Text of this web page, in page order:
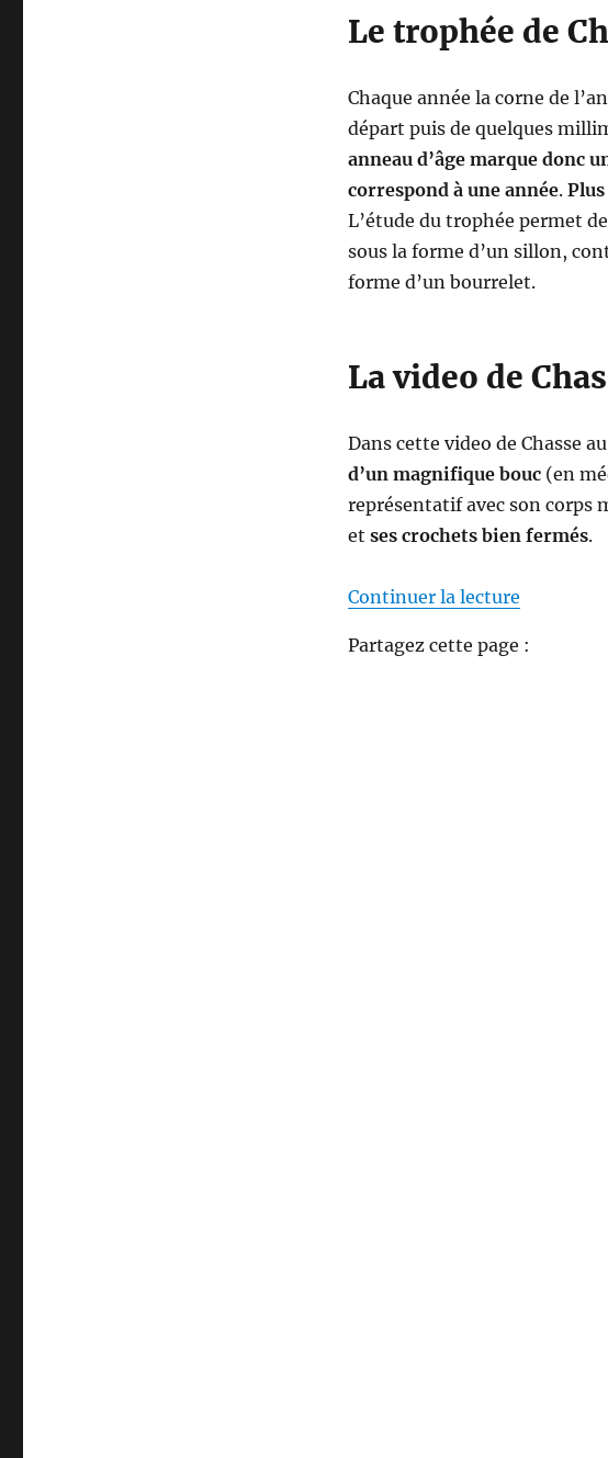
Le trophée de
Chaque année la corne de
départ puis de quelques
anneau d’âge marque donc
correspond à une année.
L’étude du trophée permet
sous la forme d’un sillon,
forme d’un bourrelet.
La video de
Dans cette video de Chasse
d’un magnifique bouc(en
représentatif avec son corps
et ses crochets bien fermés.
Continuer la lecturede «
Partagez cette page :